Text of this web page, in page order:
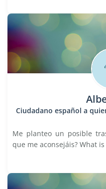
Ciudadano español a
Me planteo un posible
que me aconsejáis? What